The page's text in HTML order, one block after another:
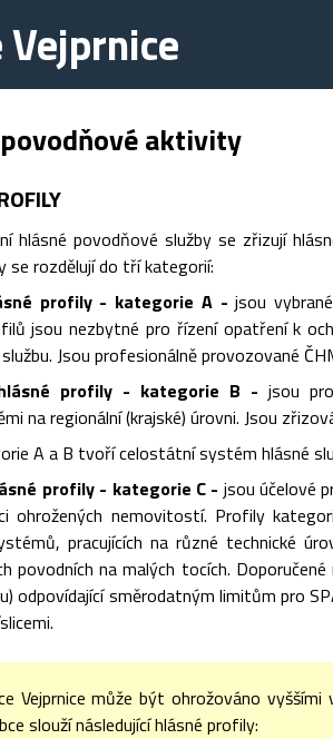
aktivity
hlásné povodňové služby se zřizují
se rozdělují do tří kategorií:
profily - kategorie A - jsou
jsou nezbytné pro řízení opatření k
Jsou profesionálně provozované
profily - kategorie B - jsou
na regionální (krajské) úrovni. Jsou
A a B tvoří celostátní systém hlásné
profily - kategorie C - jsou účelové
ohrožených nemovitostí. Profily
pracujících na různé technické
povodních na malých tocích.
odpovídající směrodatným limitům pro
Vejprnice může být ohrožováno
slouží následující hlásné profily: